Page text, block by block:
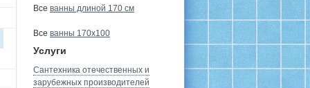
Все ванны длиной 170 см
Все ванны 170х100
Услуги
Сантехника отечественных и
зарубежных производителей